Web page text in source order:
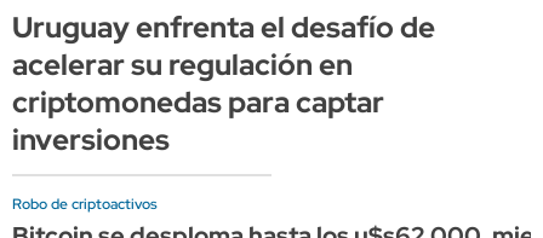
Uruguay enfrenta el desafío de
acelerar su regulación en
criptomonedas para captar
inversiones
Robo de criptoactivos